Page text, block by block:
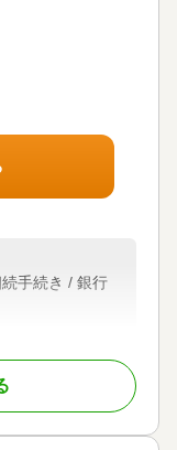
室等で
」
なります
手続き / 銀行